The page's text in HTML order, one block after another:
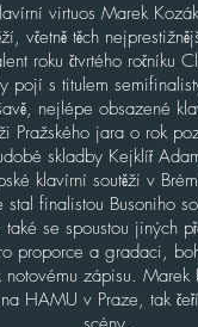
virtuos Marek
včetně těch
roku čtvrtého ročníku
pojí s titulem
nejlépe obsazené
Pražského jara o rok
skladby Kejklíř
klavírní soutěži v
stal finalistou Busoniho
také se spoustou jiných
proporce a gradaci,
notovému zápisu.
HAMU v Praze, tak